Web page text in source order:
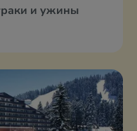
и ужины